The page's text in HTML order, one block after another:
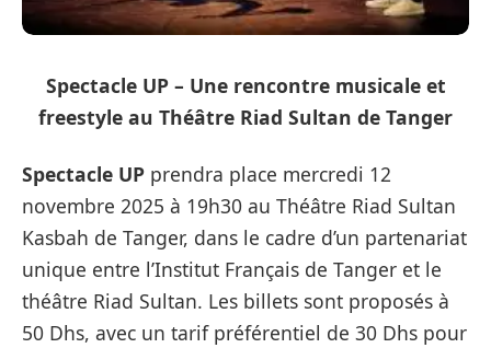
Spectacle UP – Une rencontre musicale et
freestyle au Théâtre Riad Sultan de Tanger
Spectacle UP prendra place mercredi 12
novembre 2025 à 19h30 au Théâtre Riad Sultan
Kasbah de Tanger, dans le cadre d’un partenariat
unique entre l’Institut Français de Tanger et le
théâtre Riad Sultan. Les billets sont proposés à
50 Dhs, avec un tarif préférentiel de 30 Dhs pour